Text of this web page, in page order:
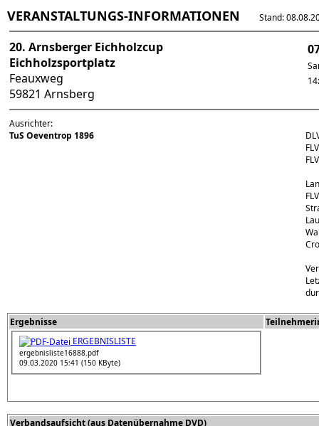
VERANSTALTUNGS-INFORMATIONEN Stand:
20. Arnsberger Eichholzcup
Eichholzsportplatz
Feauxweg
59821 Arnsberg
Ausrichter:
TuS Oeventrop 1896
Ergebnisse
ERGEBNISLISTE
ergebnisliste16888.pdf
09.03.2020 15:41 (150 KByte)
Verbandsaufsicht (aus Datenübernahme DVD)